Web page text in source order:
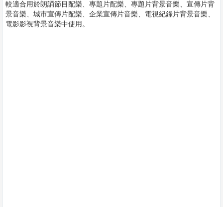
較適合用於朗誦節目配樂、專題片配樂、專題片背景音樂、宣傳片背
景音樂、城市宣傳片配樂、企業宣傳片音樂、電視紀錄片背景音樂、
電影影視背景音樂中使用。